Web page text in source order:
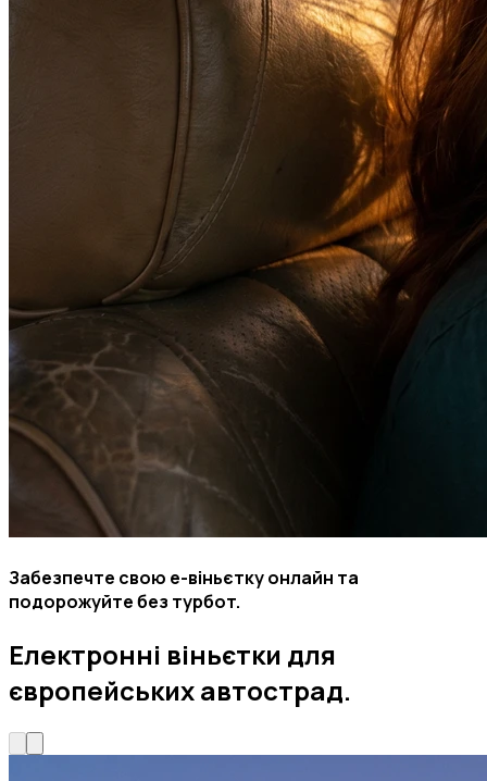
Забезпечте свою е-віньєтку онлайн та
подорожуйте без турбот.
Електронні віньєтки для
європейських автострад.